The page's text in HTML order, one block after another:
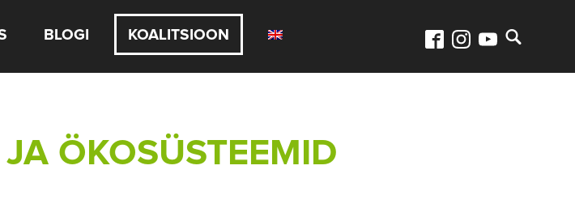
BLOGI KOALITSIOON
ÖKOSÜSTEEMID